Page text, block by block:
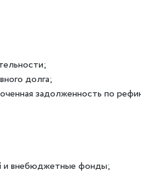
долга;
задолженность по
и внебюджетные фонды;